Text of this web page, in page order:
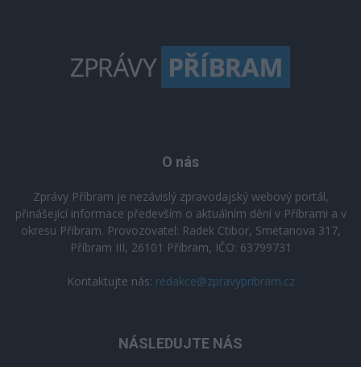
O nás
Zprávy Příbram je nezávislý zpravodajský webový portál,
přinášející informace především o aktuálním dění v Příbrami a v
okresu Příbram. Provozovatel: Radek Ctibor, Smetanova 317,
Příbram III, 26101 Příbram, IČO: 63799731
Kontaktujte nás: redakce@zpravypribram.cz
NÁSLEDUJTE NÁS